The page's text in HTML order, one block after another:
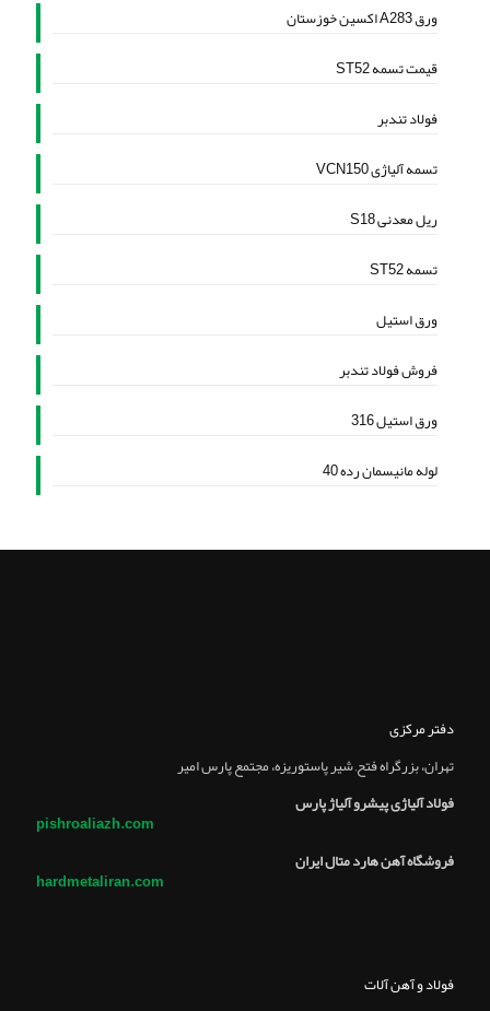
ورق A283 اکسین خوزستان
قیمت تسمه ST52
فولاد تندبر
تسمه آلیاژی VCN150
ریل معدنی S18
تسمه ST52
ورق استیل
فروش فولاد تندبر
ورق استیل 316
لوله مانیسمان رده 40
دفتر مرکزی
تهران، بزرگراه فتح, شير پاستوريزه، مجتمع پارس امير
فولاد آلیاژی پیشرو آلیاژ پارس
pishroaliazh.com
فروشگاه آهن هارد متال ایران
hardmetaliran.com
فولاد و آهن آلات